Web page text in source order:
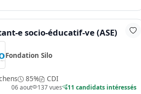
e socio-éducatif-ve (ASE)
Fondation Silo
85% CDI
06 aout 137 vues 11 candidats intéressés